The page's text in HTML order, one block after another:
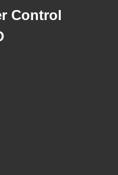
Control